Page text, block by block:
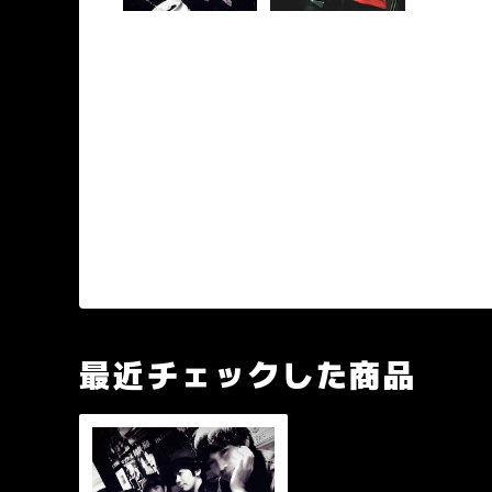
最近チェックした商品